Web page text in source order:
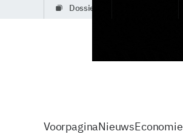
dossiers
VoorpaginaNieuwsEconomie